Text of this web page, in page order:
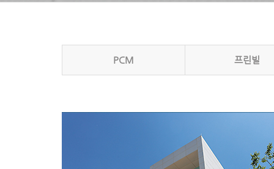
PCM 프린빌